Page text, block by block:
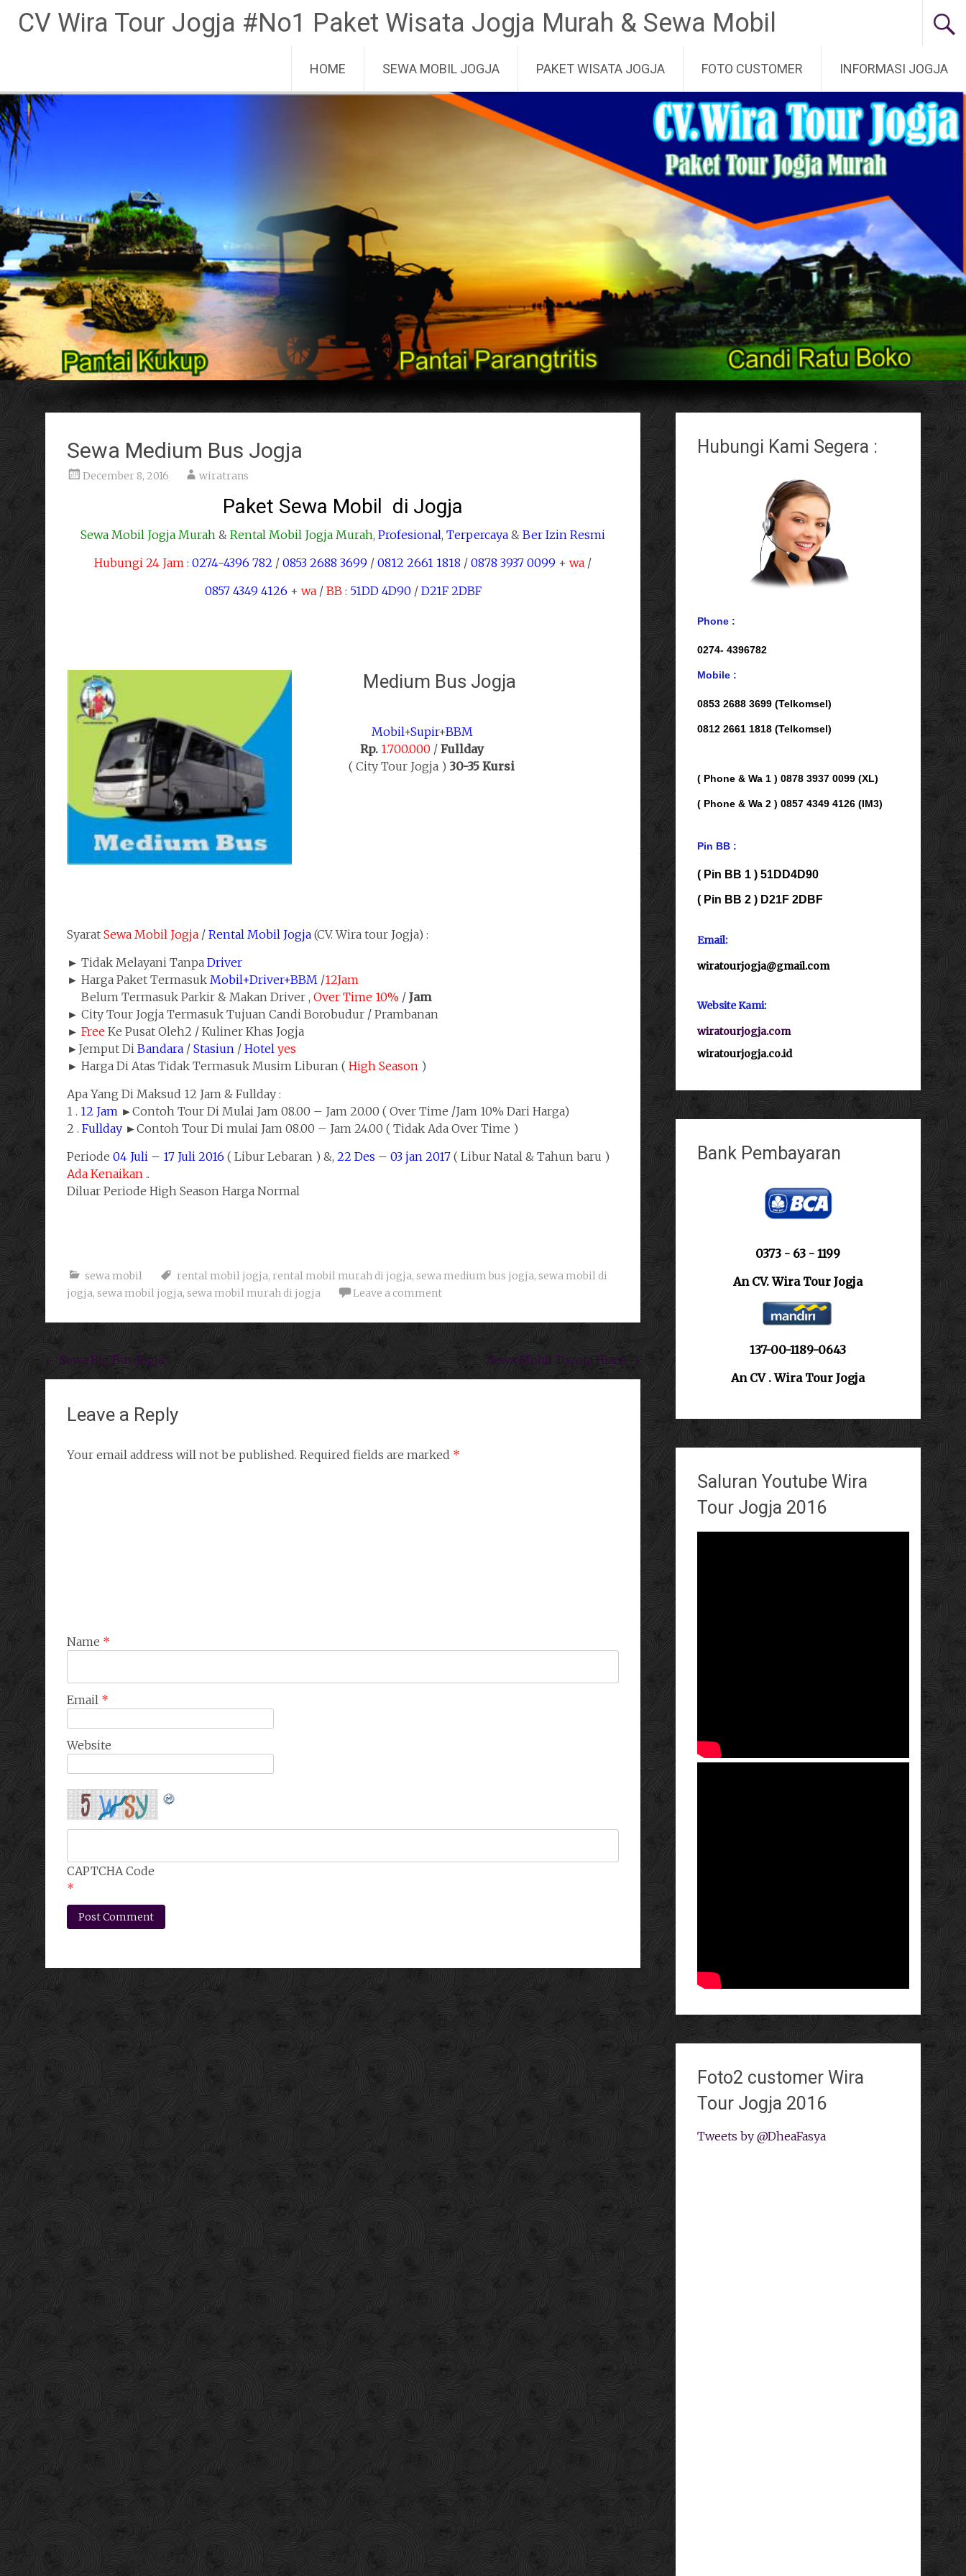
CV Wira Tour Jogja #No1 Paket Wisata Jogja Murah & Sewa Mobil
HOME SEWA MOBIL JOGJA PAKET WISATA JOGJA FOTO CUSTOMER INFORMASI JOGJA
Sewa Medium Bus Jogja
December 8, 2016 wiratrans
Paket Sewa Mobil di Jogja
Sewa Mobil Jogja Murah &Rental Mobil Jogja Murah,Profesional,Terpercaya &Ber Izin Resmi
Hubungi 24 Jam :0274-4396 782 /0853 2688 3699 /0812 2661 1818 /0878 3937 0099 +wa /
0857 4349 4126 + wa /BB : 51DD 4D90 / D21F 2DBF
Medium Bus Jogja
Mobil+Supir+BBM
Rp. 1.700.000 / Fullday
( City Tour Jogja ) 30-35 Kursi
Syarat Sewa Mobil Jogja / Rental Mobil Jogja (CV. Wira tour Jogja) :
► Tidak Melayani Tanpa Driver
► Harga Paket Termasuk Mobil+Driver+BBM /12Jam
Belum Termasuk Parkir & Makan Driver , Over Time 10% / Jam
► City Tour Jogja Termasuk Tujuan Candi Borobudur / Prambanan
► Free Ke Pusat Oleh2 / Kuliner Khas Jogja
►Jemput Di Bandara / Stasiun / Hotel yes
► Harga Di Atas Tidak Termasuk Musim Liburan ( High Season )
Apa Yang Di Maksud 12 Jam & Fullday :
1 . 12 Jam ►Contoh Tour Di Mulai Jam 08.00 – Jam 20.00 ( Over Time /Jam 10% Dari Harga)
2 . Fullday ►Contoh Tour Di mulai Jam 08.00 – Jam 24.00 ( Tidak Ada Over Time )
Periode 04 Juli – 17 Juli 2016 ( Libur Lebaran ) &, 22 Des – 03 jan 2017 ( Libur Natal & Tahun baru )
Ada Kenaikan ..
Diluar Periode High Season Harga Normal
sewa mobil rental mobil jogja, rental mobil murah di jogja, sewa medium bus jogja, sewa mobil di
jogja, sewa mobil jogja, sewa mobil murah di jogja Leave a comment
Post navigation
← Sewa Big Bus Jogja Sewa Mobil Toyota Hiace →
Leave a Reply
Your email address will not be published. Required fields are marked *
Name *
Email *
Website
CAPTCHA Code
*
Hubungi Kami Segera :
Phone :
0274- 4396782
Mobile :
0853 2688 3699 (Telkomsel)
0812 2661 1818 (Telkomsel)
( Phone & Wa 1 ) 0878 3937 0099 (XL)
( Phone & Wa 2 ) 0857 4349 4126 (IM3)
Pin BB :
( Pin BB 1 ) 51DD4D90
( Pin BB 2 ) D21F 2DBF
Email:
wiratourjogja@gmail.com
Website Kami:
wiratourjogja.com
wiratourjogja.co.id
Bank Pembayaran
0373 - 63 - 1199
An CV. Wira Tour Jogja
137-00-1189-0643
An CV . Wira Tour Jogja
Saluran Youtube Wira
Tour Jogja 2016
Foto2 customer Wira
Tour Jogja 2016
Tweets by @DheaFasya